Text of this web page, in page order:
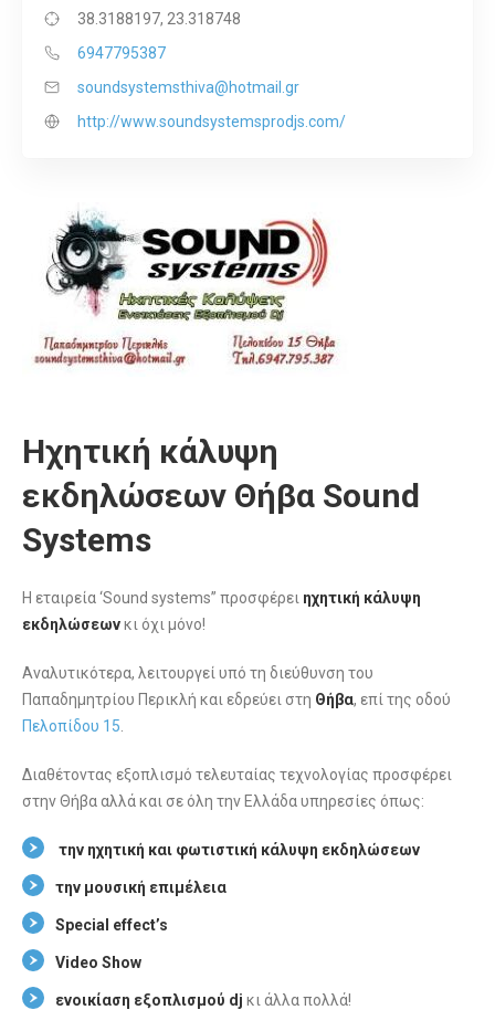
38.3188197, 23.318748
6947795387
soundsystemsthiva@hotmail.gr
http://www.soundsystemsprodjs.com/
Ηχητική κάλυψη
εκδηλώσεων Θήβα Sound
Systems
Η εταιρεία ‘Sound systems” προσφέρει ηχητική κάλυψη
εκδηλώσεωνκι όχι μόνο!
Αναλυτικότερα, λειτουργεί υπό τη διεύθυνση του
Παπαδημητρίου Περικλή και εδρεύει στη Θήβα, επί της οδού
Πελοπίδου 15.
Διαθέτοντας εξοπλισμό τελευταίας τεχνολογίας προσφέρει
στην Θήβα αλλά και σε όλη την Ελλάδα υπηρεσίες όπως:
την ηχητική και φωτιστική κάλυψη εκδηλώσεων
την μουσική επιμέλεια
Special effect’s
Video Show
ενοικίαση εξοπλισμού dj κι άλλα πολλά!